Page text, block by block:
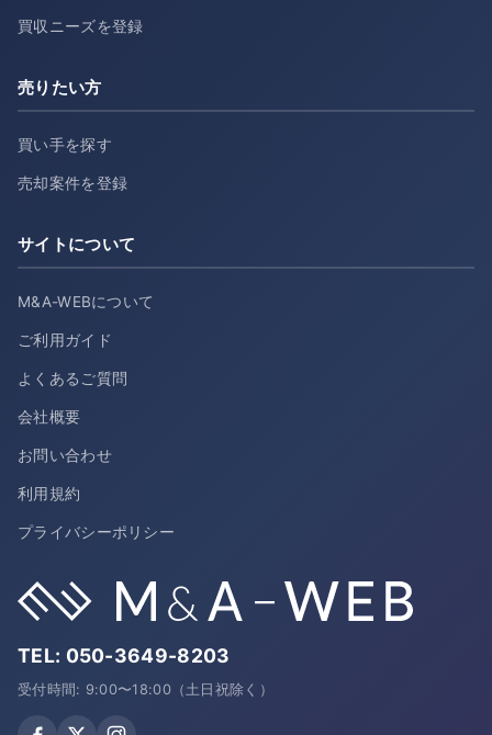
買収ニーズを登録
売りたい方
買い手を探す
売却案件を登録
サイトについて
M&A-WEBについて
ご利用ガイド
よくあるご質問
会社概要
お問い合わせ
利用規約
プライバシーポリシー
TEL: 050-3649-8203
受付時間: 9:00〜18:00（土日祝除く）